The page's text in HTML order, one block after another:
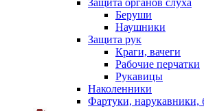
Защита органов слуха
Беруши
Наушники
Защита рук
Краги, вачеги
Рабочие перчатки
Рукавицы
Наколенники
Фартуки, нарукавники,